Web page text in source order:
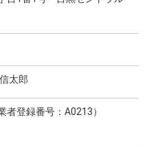
太郎
者登録番号：A0213）